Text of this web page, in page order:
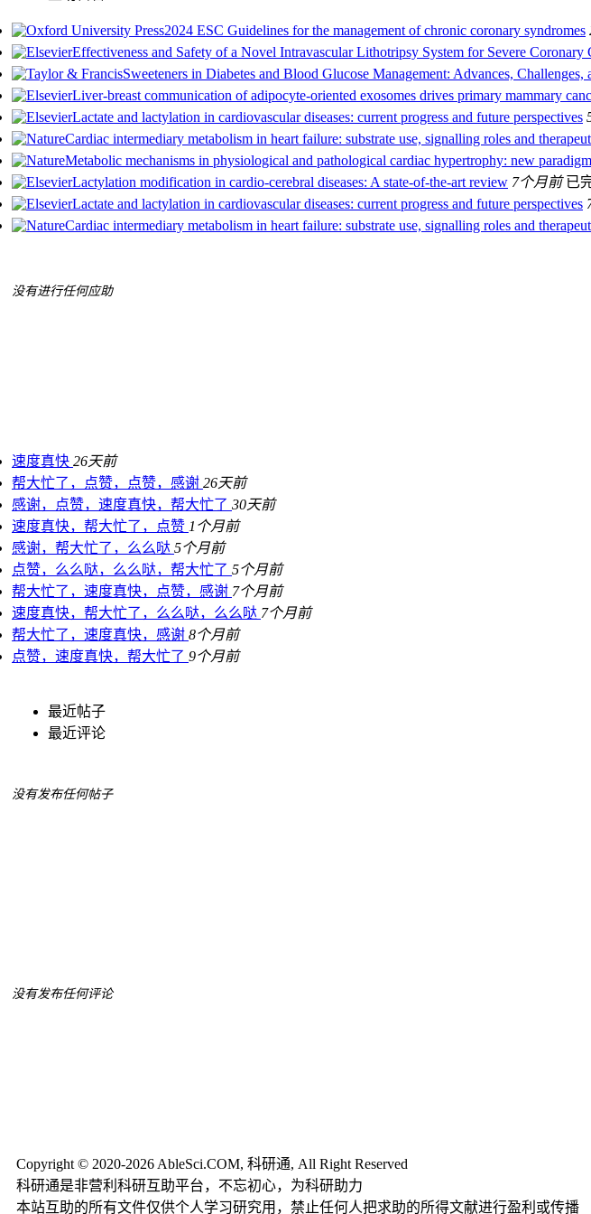
2024 ESC Guidelines for the management of chronic coronary syndromes
Effectiveness and Safety of a Novel Intravascular Lithotripsy System for Severe
Sweeteners in Diabetes and Blood Glucose Management: Advances,
Liver-breast communication of adipocyte-oriented exosomes drives primary mammary
Lactate and lactylation in cardiovascular diseases: current progress and future perspectives
Cardiac intermediary metabolism in heart failure: substrate use, signalling roles and
Metabolic mechanisms in physiological and pathological cardiac hypertrophy: new
Lactylation modification in cardio-cerebral diseases: A state-of-the-art review 7个月前 已
Lactate and lactylation in cardiovascular diseases: current progress and future perspectives
Cardiac intermediary metabolism in heart failure: substrate use, signalling roles and
没有进行任何应助
速度真快 26天前
帮大忙了，点赞，点赞，感谢 26天前
感谢，点赞，速度真快，帮大忙了 30天前
速度真快，帮大忙了，点赞 1个月前
感谢，帮大忙了，么么哒 5个月前
点赞，么么哒，么么哒，帮大忙了 5个月前
帮大忙了，速度真快，点赞，感谢 7个月前
速度真快，帮大忙了，么么哒，么么哒 7个月前
帮大忙了，速度真快，感谢 8个月前
点赞，速度真快，帮大忙了 9个月前
最近帖子
最近评论
没有发布任何帖子
没有发布任何评论
Copyright © 2020-2026 AbleSci.COM, 科研通, All Right Reserved
科研通是非营利科研互助平台，不忘初心，为科研助力
本站互助的所有文件仅供个人学习研究用，禁止任何人把求助的所得文献进行盈利或传播